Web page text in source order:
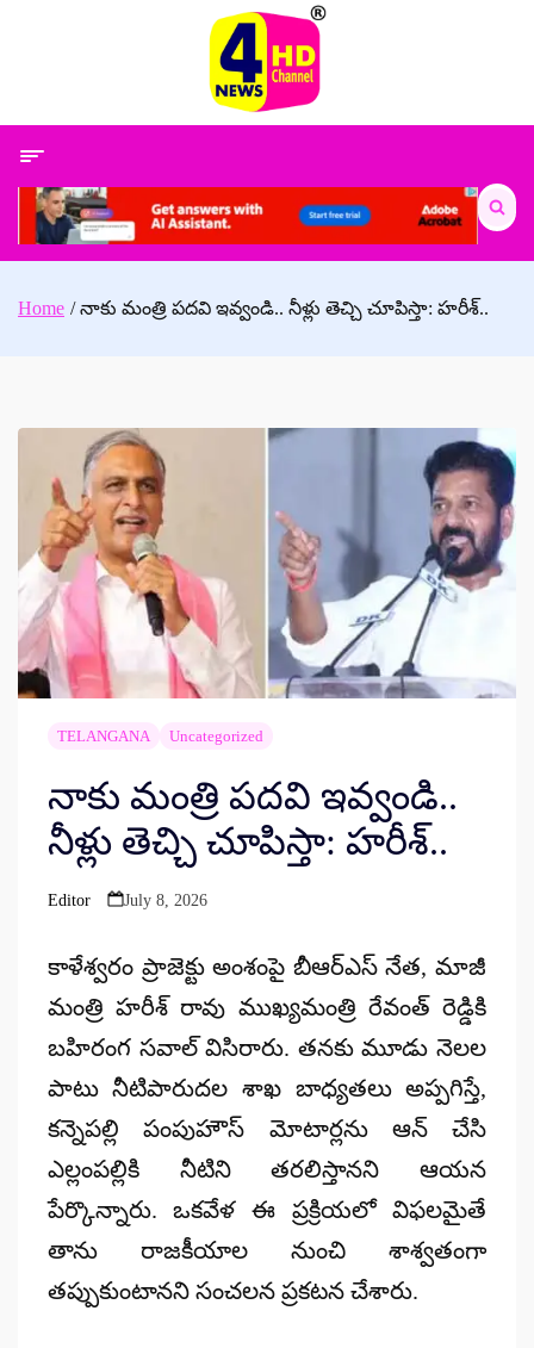
Search
for:
Home నాకు మంత్రి పదవి ఇవ్వండి.. నీళ్లు తెచ్చి చూపిస్తా: హరీశ్..
TELANGANA Uncategorized
నాకు మంత్రి పదవి ఇవ్వండి..
నీళ్లు తెచ్చి చూపిస్తా: హరీశ్..
Posted
Editor July 8, 2026
కాళేశ్వరం ప్రాజెక్టు అంశంపై బీఆర్ఎస్ నేత, మాజీ
మంత్రి హరీశ్ రావు ముఖ్యమంత్రి రేవంత్ రెడ్డికి
బహిరంగ సవాల్ విసిరారు. తనకు మూడు నెలల
పాటు నీటిపారుదల శాఖ బాధ్యతలు అప్పగిస్తే,
కన్నెపల్లి పంపుహౌస్ మోటార్లను ఆన్ చేసి
ఎల్లంపల్లికి నీటిని తరలిస్తానని ఆయన
పేర్కొన్నారు. ఒకవేళ ఈ ప్రక్రియలో విఫలమైతే
తాను రాజకీయాల నుంచి శాశ్వతంగా
తప్పుకుంటానని సంచలన ప్రకటన చేశారు.